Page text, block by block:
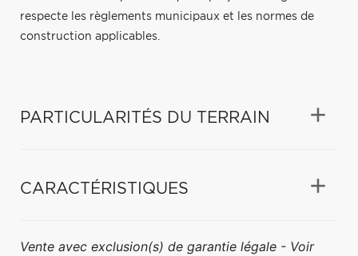
respecte les règlements municipaux et les normes de
construction applicables.
PARTICULARITÉS DU TERRAIN
CARACTÉRISTIQUES
Vente avec exclusion(s) de garantie légale - Voir